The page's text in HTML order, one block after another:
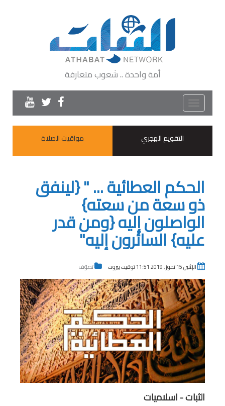
أمة واحدة .. شعوب متعارفة
Toggle
navigation
التقويم الهجري
مواقيت الصلاة
الحكم العطائية ... " {لينفق
ذو سعة من سعته}
الواصلون إليه {ومن قدر
عليه} السائرون إليه"
الإثنين 15 تموز , 2019 11:51 توقيت بيروت تصوّف
الثبات - اسلاميات